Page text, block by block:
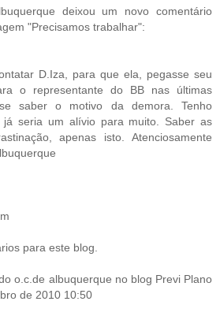
deixou um novo comentário
"Precisamos trabalhar":
D.Iza, para que ela, pegasse seu
o representante do BB nas últimas
saber o motivo da demora. Tenho
já seria um alívio para muito. Saber as
apenas isto. Atenciosamente
para este blog.
o.c.de albuquerque no blog Previ Plano
de 2010 10:50